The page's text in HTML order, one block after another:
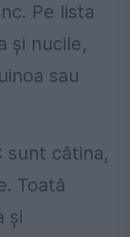
Pe lista
și nucile,
sau
sunt cătina,
Toată
și